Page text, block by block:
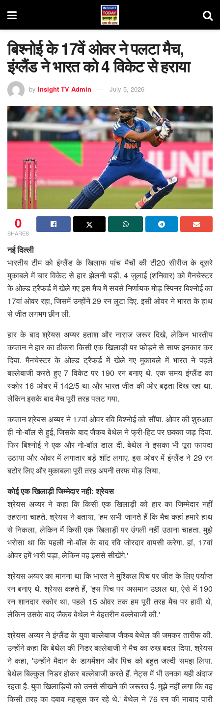
बिश्नोई के 17वें ओवर ने पलटा मैच,
इंग्लैंड ने भारत को 4 विकेट से हराया
by Insight TV Admin July 5, 2026
0
SHARES
नई दिल्ली
भारतीय टीम को इंग्लैंड के खिलाफ पांच मैचों की टी20 सीरीज के दूसरे
मुकाबले में चार विकेट से हार झेलनी पड़ी. 4 जुलाई (शनिवार) को मैनचेस्टर
के ओल्ड ट्रैफर्ड में खेले गए इस मैच में सबसे निर्णायक मोड़ स्पिनर बिश्नोई का
17वां ओवर रहा, जिसमें उन्होंने 29 रन लुटा दिए. इसी ओवर ने भारत के हाथ
से जीत लगभग छीन ली.
हार के बाद श्रेयस अय्यर हताश और नाराज जरूर दिखे, लेकिन भारतीय
कप्तान ने हार का ठीकरा किसी एक खिलाड़ी पर फोड़ने से साफ इनकार कर
दिया. मैनचेस्टर के ओल्ड ट्रैफर्ड में खेले गए मुकाबले में भारत ने पहले
बल्लेबाजी करते हुए 7 विकेट पर 190 रन बनाए थे. एक समय इंग्लैंड का
स्कोर 16 ओवर में 142/5 था और भारत जीत की ओर बढ़ता दिख रहा था.
लेकिन इसके बाद मैच पूरी तरह पलट गया.
कप्तान श्रेयस अय्यर ने 17वां ओवर रवि बिश्नोई को सौंपा. ओवर की शुरुआत
ही नो-बॉल से हुई, जिसके बाद जैकब बेथेल ने फ्री-हिट पर छक्का जड़ दिया.
फिर बिश्नोई ने एक और नो-बॉल डाल दी. बेथेल ने इसका भी पूरा फायदा
उठाया और ओवर में लगातार बड़े शॉट लगाए. इस ओवर में इंग्लैंड ने 29 रन
बटोर लिए और मुकाबला पूरी तरह अपनी तरफ मोड़ लिया.
कोई एक खिलाड़ी जिम्मेदार नही: श्रेयस
श्रेयस अय्यर ने कहा कि किसी एक खिलाड़ी को हार का जिम्मेदार नहीं
ठहराना चाहते. श्रेयस ने बताया, 'हम सभी जानते हैं कि मैच कहां हमारे हाथ
से निकला, लेकिन मैं किसी एक खिलाड़ी पर उंगली नहीं उठाना चाहता. मुझे
भरोसा था कि पहली नो-बॉल के बाद रवि जोरदार वापसी करेगा. हां, 17वां
ओवर हमें भारी पड़ा, लेकिन वह इससे सीखेंगे.'
श्रेयस अय्यर का मानना था कि भारत ने मुश्किल पिच पर जीत के लिए पर्याप्त
रन बनाए थे. श्रेयस कहते हैं, 'इस पिच पर असमान उछाल था, ऐसे में 190
रन शानदार स्कोर था. पहले 15 ओवर तक हम पूरी तरह मैच पर हावी थे,
लेकिन उसके बाद जैकब बेथेल ने बेहतरीन बल्लेबाजी की.'
श्रेयस अय्यर ने इंग्लैंड के युवा बल्लेबाज जैकब बेथेल की जमकर तारीफ की.
उन्होंने कहा कि बेथेल की निडर बल्लेबाजी ने मैच का रुख बदल दिया. श्रेयस
ने कहा, 'उन्होंने मैदान के डायमेंशन और पिच को बहुत जल्दी समझ लिया.
बेथेल बिल्कुल निडर होकर बल्लेबाजी करते हैं. नेट्स में भी उनका यही अंदाज
रहता है. युवा खिलाड़ियों को उनसे सीखने की जरूरत है. मुझे नहीं लगा कि वह
किसी तरह का दबाव महसूस कर रहे थे.' बेथेल ने 76 रन की नाबाद पारी